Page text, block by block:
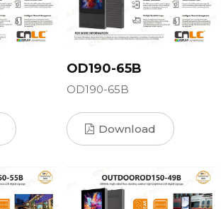
OD190-65B
OD190-65B
Download